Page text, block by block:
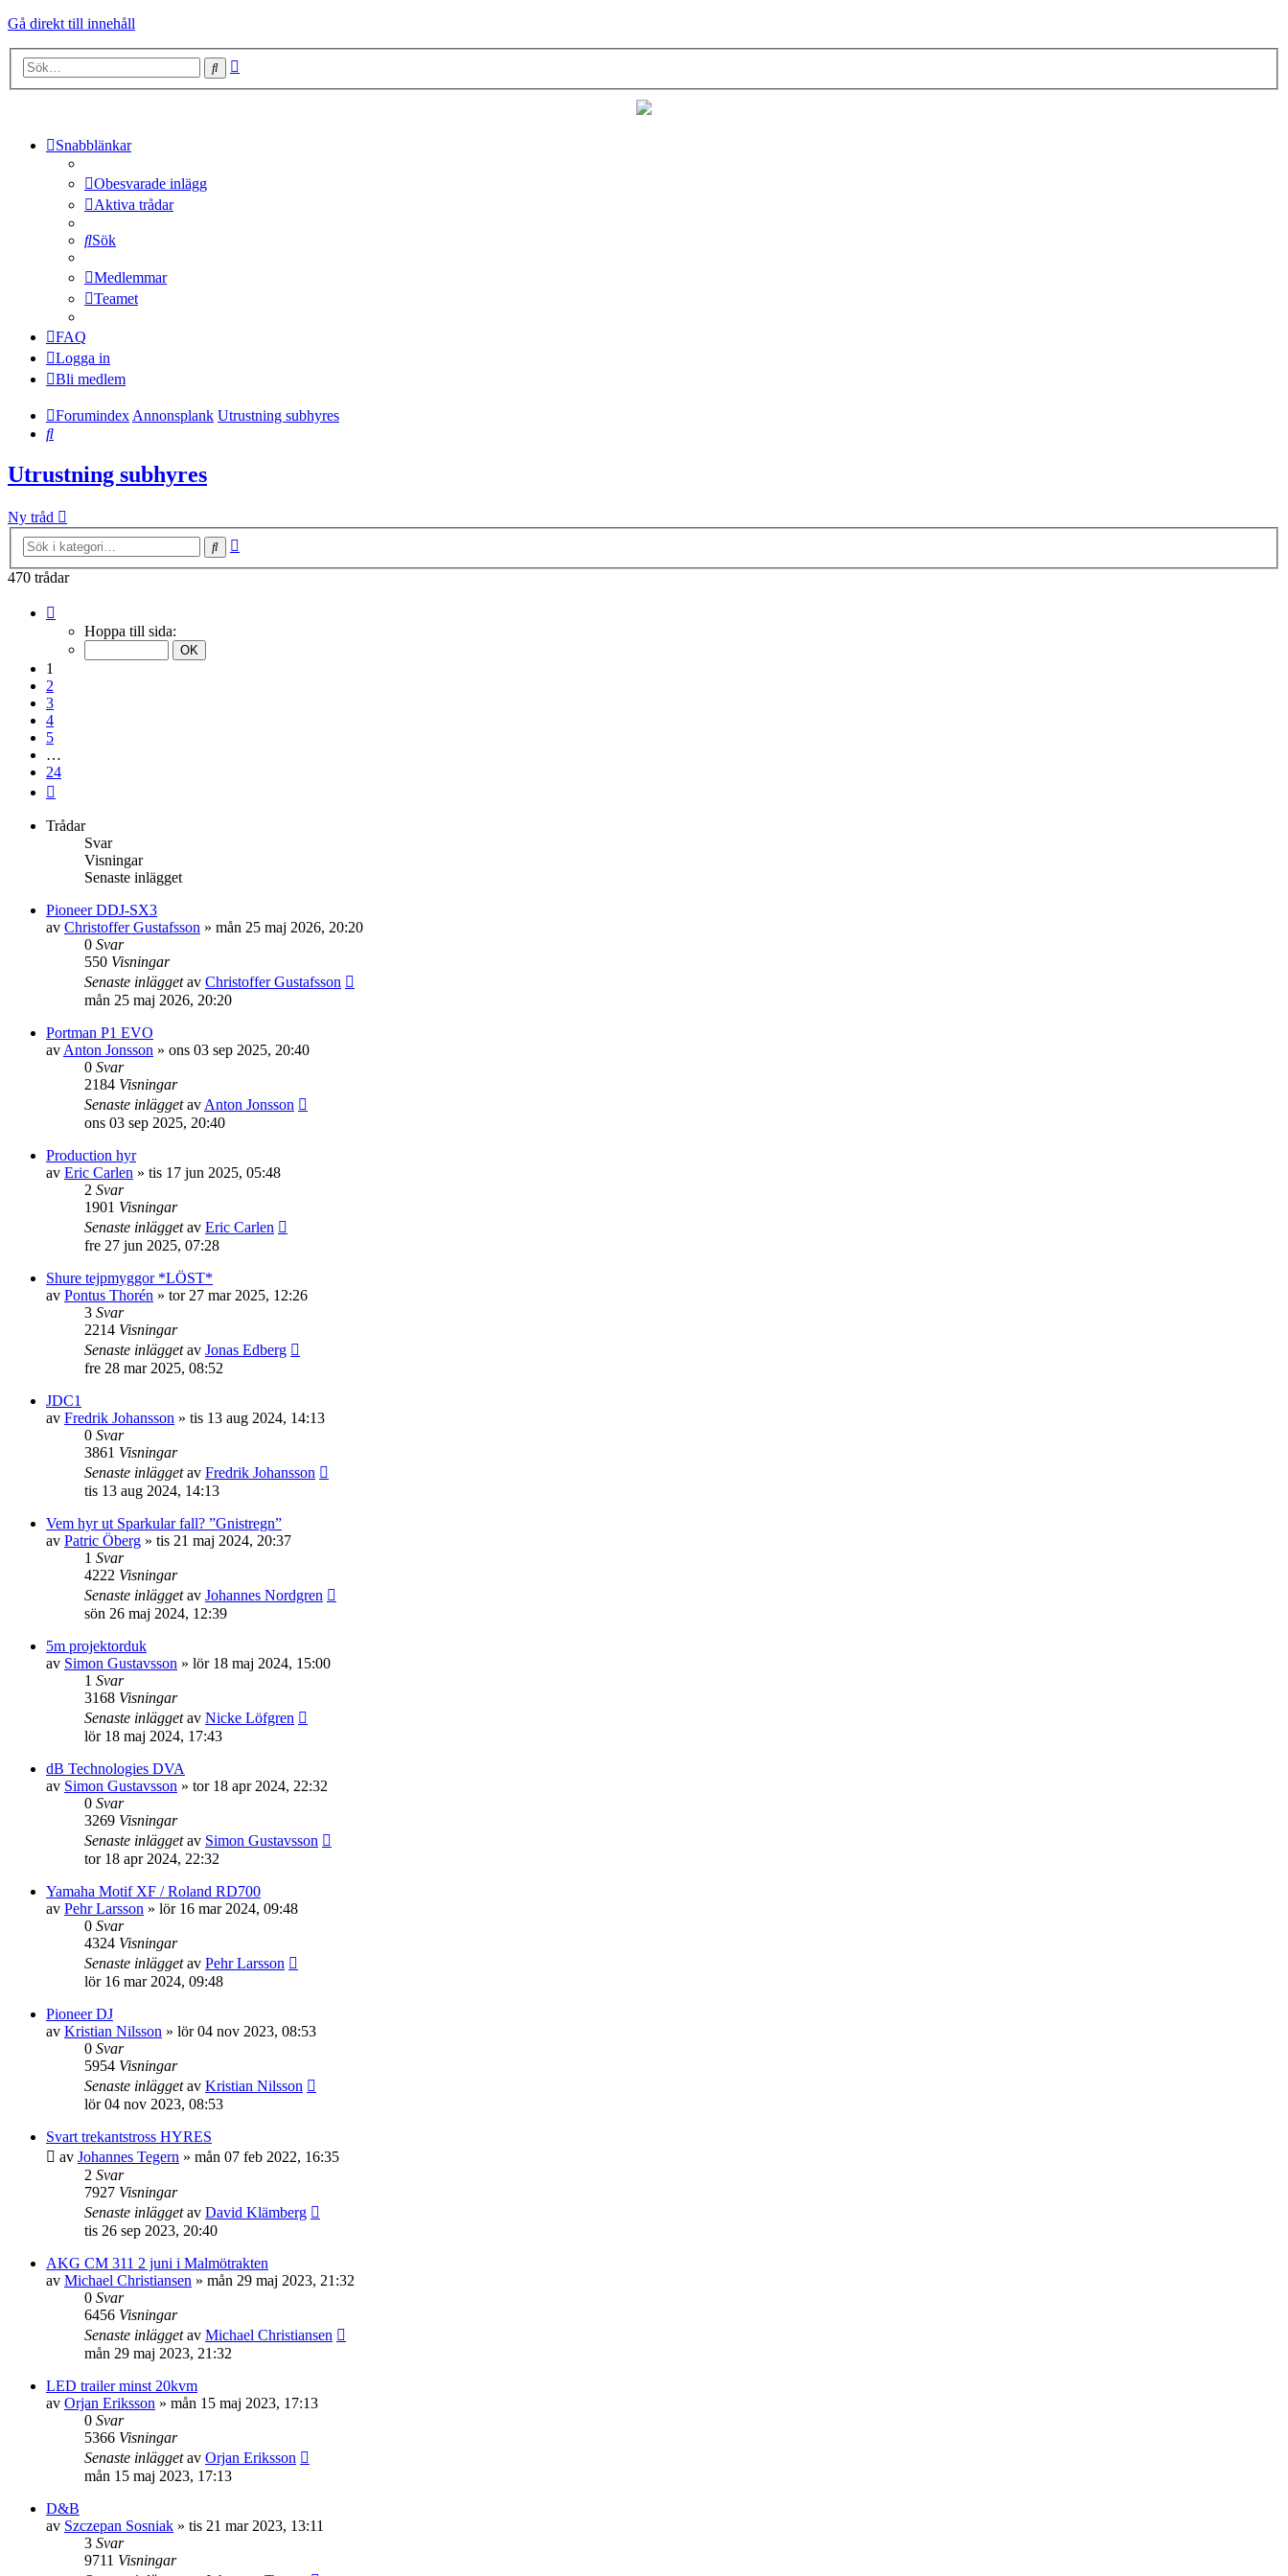
Gå direkt till innehåll
Sök
Snabblänkar
Obesvarade inlägg
Aktiva trådar
Sök
Medlemmar
Teamet
FAQ
Logga in
Bli medlem
Forumindex Annonsplank Utrustning subhyres
Sök
Utrustning subhyres
Ny tråd
Sök
470 trådar
Hoppa till sida:
1
2
3
4
5
…
24
Trådar
Svar
Visningar
Senaste inlägget
Pioneer DDJ-SX3
av Christoffer Gustafsson » mån 25 maj 2026, 20:20
0 Svar
550 Visningar
Senaste inläggetav Christoffer Gustafsson
mån 25 maj 2026, 20:20
Portman P1 EVO
av Anton Jonsson » ons 03 sep 2025, 20:40
0 Svar
2184 Visningar
Senaste inläggetav Anton Jonsson
ons 03 sep 2025, 20:40
Production hyr
av Eric Carlen » tis 17 jun 2025, 05:48
2 Svar
1901 Visningar
Senaste inläggetav Eric Carlen
fre 27 jun 2025, 07:28
Shure tejpmyggor *LÖST*
av Pontus Thorén » tor 27 mar 2025, 12:26
3 Svar
2214 Visningar
Senaste inläggetav Jonas Edberg
fre 28 mar 2025, 08:52
JDC1
av Fredrik Johansson » tis 13 aug 2024, 14:13
0 Svar
3861 Visningar
Senaste inläggetav Fredrik Johansson
tis 13 aug 2024, 14:13
Vem hyr ut Sparkular fall? ”Gnistregn”
av Patric Öberg » tis 21 maj 2024, 20:37
1 Svar
4222 Visningar
Senaste inläggetav Johannes Nordgren
sön 26 maj 2024, 12:39
5m projektorduk
av Simon Gustavsson » lör 18 maj 2024, 15:00
1 Svar
3168 Visningar
Senaste inläggetav Nicke Löfgren
lör 18 maj 2024, 17:43
dB Technologies DVA
av Simon Gustavsson » tor 18 apr 2024, 22:32
0 Svar
3269 Visningar
Senaste inläggetav Simon Gustavsson
tor 18 apr 2024, 22:32
Yamaha Motif XF / Roland RD700
av Pehr Larsson » lör 16 mar 2024, 09:48
0 Svar
4324 Visningar
Senaste inläggetav Pehr Larsson
lör 16 mar 2024, 09:48
Pioneer DJ
av Kristian Nilsson » lör 04 nov 2023, 08:53
0 Svar
5954 Visningar
Senaste inläggetav Kristian Nilsson
lör 04 nov 2023, 08:53
Svart trekantstross HYRES
av Johannes Tegern » mån 07 feb 2022, 16:35
2 Svar
7927 Visningar
Senaste inläggetav David Klämberg
tis 26 sep 2023, 20:40
AKG CM 311 2 juni i Malmötrakten
av Michael Christiansen » mån 29 maj 2023, 21:32
0 Svar
6456 Visningar
Senaste inläggetav Michael Christiansen
mån 29 maj 2023, 21:32
LED trailer minst 20kvm
av Orjan Eriksson » mån 15 maj 2023, 17:13
0 Svar
5366 Visningar
Senaste inläggetav Orjan Eriksson
mån 15 maj 2023, 17:13
D&B
av Szczepan Sosniak » tis 21 mar 2023, 13:11
3 Svar
9711 Visningar